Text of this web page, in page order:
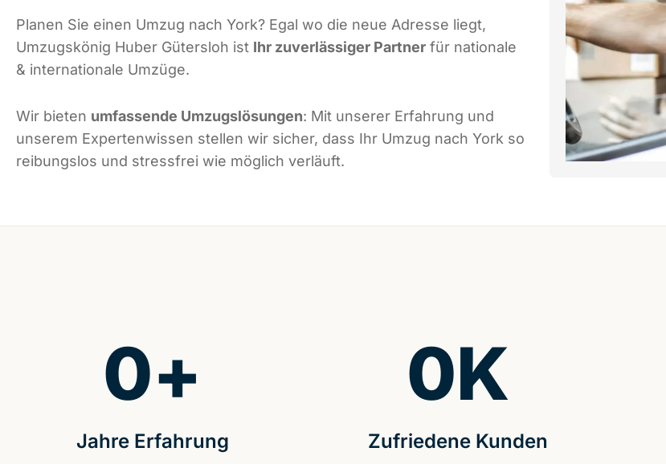
Planen Sie einen Umzug nach York? Egal wo die neue Adresse liegt,
Umzugskönig Huber Gütersloh ist Ihr zuverlässiger Partner für nationale
& internationale Umzüge.
Wir bieten umfassende Umzugslösungen: Mit unserer Erfahrung und
unserem Expertenwissen stellen wir sicher, dass Ihr Umzug nach York so
reibungslos und stressfrei wie möglich verläuft.
Jahre Erfahrung
0+
Zufriedene Kunden
0K